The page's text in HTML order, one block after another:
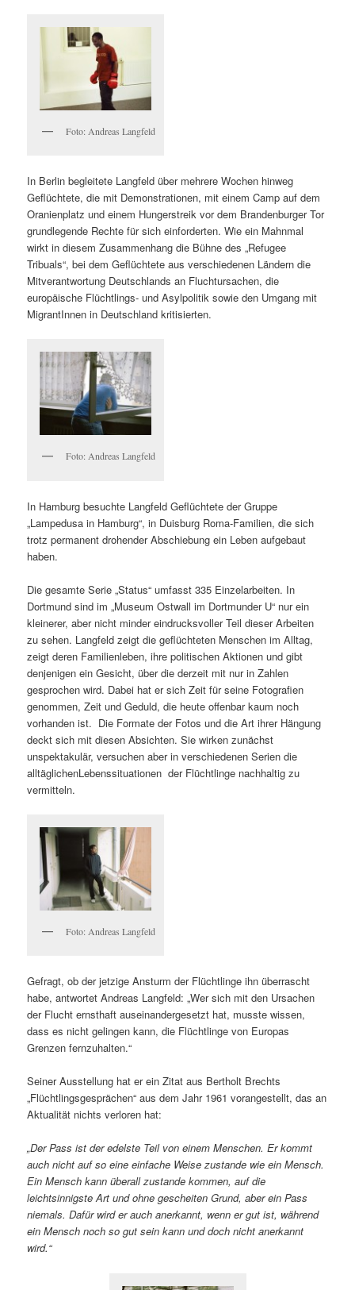
Foto: Andreas Langfeld
In Berlin begleitete Langfeld über mehrere Wochen hinweg
Geflüchtete, die mit Demonstrationen, mit einem Camp auf dem
Oranienplatz und einem Hungerstreik vor dem Brandenburger Tor
grundlegende Rechte für sich einforderten. Wie ein Mahnmal
wirkt in diesem Zusammenhang die Bühne des „Refugee
Tribuals“, bei dem Geflüchtete aus verschiedenen Ländern die
Mitverantwortung Deutschlands an Fluchtursachen, die
europäische Flüchtlings- und Asylpolitik sowie den Umgang mit
MigrantInnen in Deutschland kritisierten.
Foto: Andreas Langfeld
In Hamburg besuchte Langfeld Geflüchtete der Gruppe
„Lampedusa in Hamburg“, in Duisburg Roma-Familien, die sich
trotz permanent drohender Abschiebung ein Leben aufgebaut
haben.
Die gesamte Serie „Status“ umfasst 335 Einzelarbeiten. In
Dortmund sind im „Museum Ostwall im Dortmunder U“ nur ein
kleinerer, aber nicht minder eindrucksvoller Teil dieser Arbeiten
zu sehen. Langfeld zeigt die geflüchteten Menschen im Alltag,
zeigt deren Familienleben, ihre politischen Aktionen und gibt
denjenigen ein Gesicht, über die derzeit mit nur in Zahlen
gesprochen wird. Dabei hat er sich Zeit für seine Fotografien
genommen, Zeit und Geduld, die heute offenbar kaum noch
vorhanden ist. Die Formate der Fotos und die Art ihrer Hängung
deckt sich mit diesen Absichten. Sie wirken zunächst
unspektakulär, versuchen aber in verschiedenen Serien die
alltäglichenLebenssituationen der Flüchtlinge nachhaltig zu
vermitteln.
Foto: Andreas Langfeld
Gefragt, ob der jetzige Ansturm der Flüchtlinge ihn überrascht
habe, antwortet Andreas Langfeld: „Wer sich mit den Ursachen
der Flucht ernsthaft auseinandergesetzt hat, musste wissen,
dass es nicht gelingen kann, die Flüchtlinge von Europas
Grenzen fernzuhalten.“
Seiner Ausstellung hat er ein Zitat aus Bertholt Brechts
„Flüchtlingsgesprächen“ aus dem Jahr 1961 vorangestellt, das an
Aktualität nichts verloren hat:
„Der Pass ist der edelste Teil von einem Menschen. Er kommt
auch nicht auf so eine einfache Weise zustande wie ein Mensch.
Ein Mensch kann überall zustande kommen, auf die
leichtsinnigste Art und ohne gescheiten Grund, aber ein Pass
niemals. Dafür wird er auch anerkannt, wenn er gut ist, während
ein Mensch noch so gut sein kann und doch nicht anerkannt
wird.“